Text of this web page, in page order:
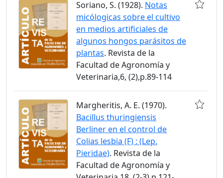
Soriano, S. (1928). Notas
micólogicas sobre el cultivo
en medios artificiales de
algunos hongos parásitos de
plantas. Revista de la
Facultad de Agronomía y
Veterinaria,6, (2),p.89-114
Margheritis, A. E. (1970).
Bacillus thuringiensis
Berliner en el control de
Colias lesbia (F) : (Lep.
Pieridae). Revista de la
Facultad de Agronomía y